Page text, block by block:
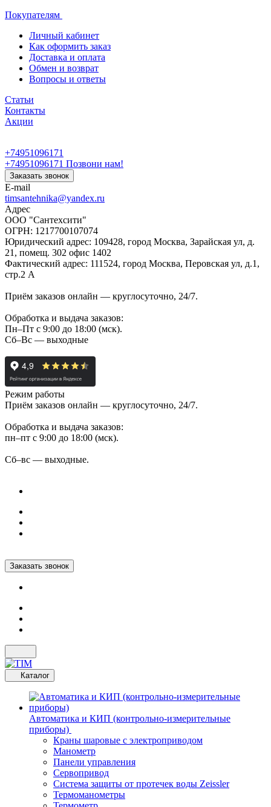
Покупателям
Личный кабинет
Как оформить заказ
Доставка и оплата
Обмен и возврат
Вопросы и ответы
Статьи
Контакты
Акции
+74951096171
+74951096171 Позвони нам!
Заказать звонок
E-mail
timsantehnika@yandex.ru
Адрес
ООО "Сантехсити"
ОГРН: 1217700107074
Юридический адрес: 109428, город Москва, Зарайская ул, д.
21, помещ. 302 офис 1402
Фактический адрес: 111524, город Москва, Перовская ул, д.1,
стр.2 А
Приём заказов онлайн — круглосуточно, 24/7.
Обработка и выдача заказов:
Пн–Пт с 9:00 до 18:00 (мск).
Сб–Вс — выходные
Режим работы
Приём заказов онлайн — круглосуточно, 24/7.
Обработка и выдача заказов:
пн–пт с 9:00 до 18:00 (мск).
Сб–вс — выходные.
Заказать звонок
Каталог
Автоматика и КИП (контрольно-измерительные
приборы)
Краны шаровые с электроприводом
Манометр
Панели управления
Сервопривод
Система защиты от протечек воды Zeissler
Термоманометры